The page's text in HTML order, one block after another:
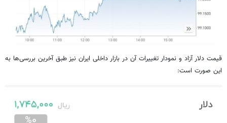
قیمت دلار آزاد و نمودار تغییرات آن در بازار داخلی ایران نیز طبق آخرین بررسی‌ها به
این صورت است: